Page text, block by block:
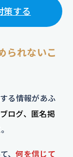
策する
られないこ
る情報があふ
ログ、匿名掲
。
、何を信じて